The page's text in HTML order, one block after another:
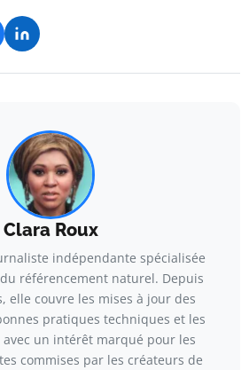
Clara Roux
indépendante spécialisée
référencement naturel. Depuis
elle couvre les mises à jour des
pratiques techniques et les
avec un intérêt marqué pour les
commises par les créateurs de